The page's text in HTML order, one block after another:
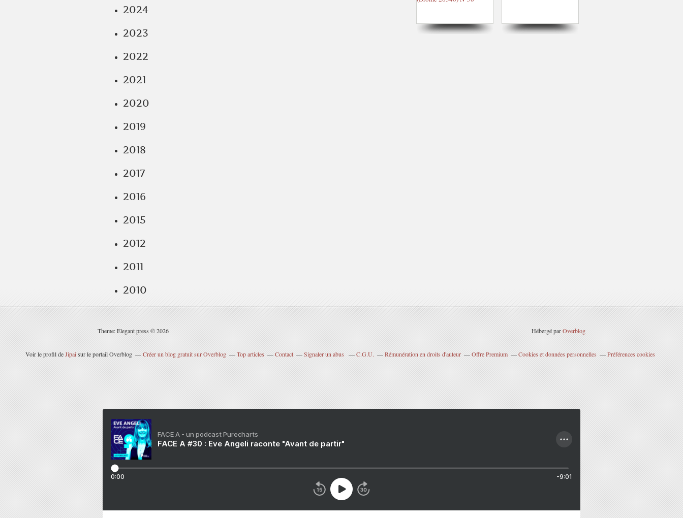
2024
2023
2022
2021
2020
2019
2018
2017
2016
2015
2012
2011
2010
Theme: Elegant press © 2026 Hébergé parOverblog
Voir le profil deJipaisur le portail Overblog Créer un blog gratuit sur Overblog Top articles Contact Signaler un abus C.G.U. Rémunération en droits d'auteur Offre Premium Cookies et données personnelles Préférences cookies
FACE A - un podcast Purecharts
FACE A #30 : Eve Angeli raconte "Avant de partir"
0:00 -9:01